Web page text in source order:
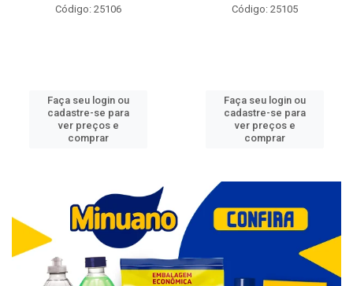
Código: 25106
Faça seu login ou
cadastre-se para
ver preços e
comprar
Código: 25105
Faça seu login ou
cadastre-se para
ver preços e
comprar